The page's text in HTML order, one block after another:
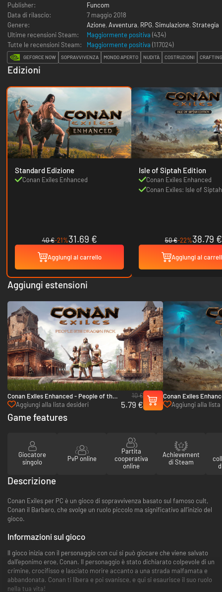
Publisher:
Funcom
Data di rilascio:
7 maggio 2018
Genere:
Azione, Avventura, RPG, Simulazione, Strategia
Ultime recensioni Steam:
Maggiormente positiva (434)
Tutte le recensioni Steam:
Maggiormente positiva (117024)
GEFORCE NOW SOPRAVVIVENZA MONDO APERTO NUDITÀ COSTRUZIONI
Edizioni
Standard Edizione
Conan Exiles Enhanced
40 €-21%31.69 €
Aggiungi al carrello
Isle of Siptah Edition
Conan Exiles Enhanced
Conan Exiles: Isle of Siptah
50 €-22%38.79 €
Aggiungi al
Aggiungi estensioni
Conan Exiles Enhanced - People of the
Dragon Pack - PC (Steam)
Aggiungi alla lista desideri
10 €
5.79 €
Conan Exiles
- PC (Steam)
Aggiungi alla lista
Game features
Giocatore
singolo
PvP online
Partita
cooperativa
online
Achievement
di Steam
Descrizione
Conan Exiles per PC è un gioco di sopravvivenza basato sul famoso cult,
Conan il Barbaro, che svolge un ruolo piccolo ma significativo all'inizio del
gioco.
Informazioni sul gioco
Il gioco inizia con il personaggio con cui si può giocare che viene salvato
dall'eponimo eroe, Conan. Il personaggio è stato dichiarato colpevole di un
crimine, crocifisso e lasciato morire accanto a una strada malfamata e
abbandonata. Conan ti libera e poi svanisce, e qui si esaurisce il suo ruolo
nella tua vita!